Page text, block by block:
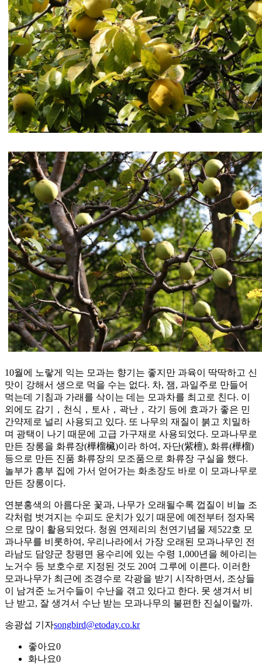
10월에 노랗게 익는 모과는 향기는 좋지만 과육이 딱딱하고 신
맛이 강해서 생으로 먹을 수는 없다. 차, 잼, 과일주로 만들어
먹는데 기침과 가래를 삭이는 데는 모과차를 최고로 친다. 이
외에도 감기，천식，토사，곽난，각기 등에 효과가 좋은 민
간약제로 널리 사용되고 있다. 또 나무의 재질이 붉고 치밀하
며 광택이 나기 때문에 고급 가구재로 사용되었다. 모과나무로
만든 장롱을 화류장(樺榴欌)이라 하여, 자단(紫檀), 화류(樺榴)
등으로 만든 진품 화류장의 모조품으로 화류장 구실을 했다.
놀부가 흥부 집에 가서 얻어가는 화초장도 바로 이 모과나무로
만든 장롱이다.
연분홍색의 아름다운 꽃과, 나무가 오래될수록 껍질이 비늘 조
각처럼 벗겨지는 수피도 운치가 있기 때문에 예전부터 정자목
으로 많이 활용되었다. 청원 연제리의 천연기념물 제522호 모
과나무를 비롯하여, 우리나라에서 가장 오래된 모과나무인 전
라남도 담양군 창평면 용수리에 있는 수령 1,000년을 헤아리는
노거수 등 보호수로 지정된 것도 20여 그루에 이른다. 이러한
모과나무가 최근에 조경수로 각광을 받기 시작하면서, 조상들
이 남겨준 노거수들이 수난을 겪고 있다고 한다. 못 생겨서 비
난 받고, 잘 생겨서 수난 받는 모과나무의 불편한 진실이랄까.
송광섭 기자songbird@etoday.co.kr
좋아요0
화나요0